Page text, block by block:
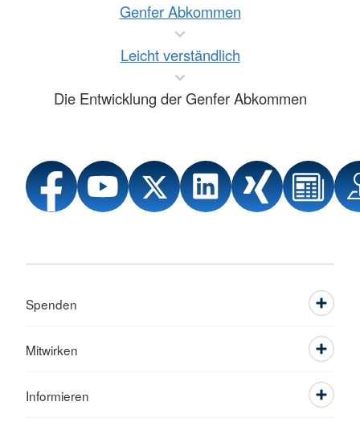
Genfer Abkommen
Leicht verständlich
Die Entwicklung der Genfer Abkommen
Spenden
Mitwirken
Informieren